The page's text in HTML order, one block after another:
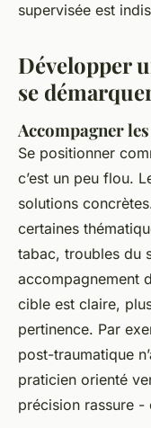
supervisée est
Développer
se
Accompagner
Se positionner
c’est un peu flou.
solutions
certaines
tabac, troubles du
accompagnement
cible est claire,
pertinence. Par
post-traumatique
praticien orienté
précision rassure -